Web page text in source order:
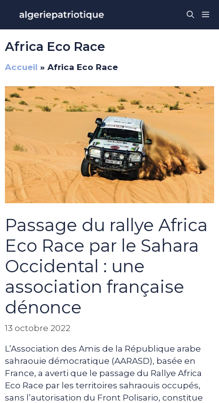
contenu
Africa Eco Race
Accueil » Africa Eco Race
Passage du rallye Africa
Eco Race par le Sahara
Occidental : une
association française
dénonce
13 octobre 2022
L’Association des Amis de la République arabe
sahraouie démocratique (AARASD), basée en
France, a averti que le passage du Rallye Africa
Eco Race par les territoires sahraouis occupés,
sans l’autorisation du Front Polisario, constitue